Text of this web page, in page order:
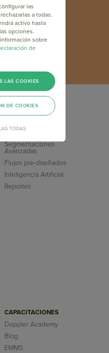
mundial.
GRATIS
FUNCIONALIDADES
Segmentaciones
Avanzadas
Flujos pre-diseñados
Inteligencia Artificial
Reportes
CAPACITACIONES
Doppler Academy
Blog
EMMS
las
a todas.
activo hasta
opciones.
sobre
de
TODAS
LAS COOKIES
DE COOKIES